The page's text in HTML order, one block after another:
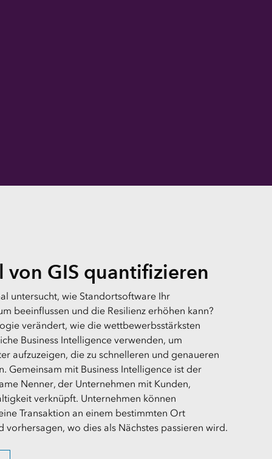
von GIS quantifizieren
untersucht, wie Standortsoftware Ihr
beeinflussen und die Resilienz erhöhen kann?
verändert, wie die wettbewerbsstärksten
Business Intelligence verwenden, um
aufzuzeigen, die zu schnelleren und genaueren
Gemeinsam mit Business Intelligence ist der
Nenner, der Unternehmen mit Kunden,
verknüpft. Unternehmen können
Transaktion an einem bestimmten Ort
vorhersagen, wo dies als Nächstes passieren wird.